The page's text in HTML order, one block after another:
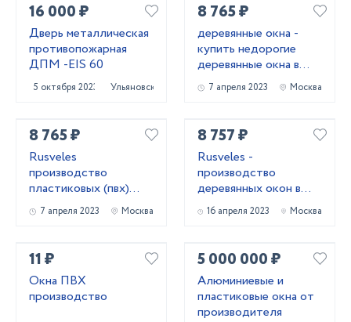
16 000 ₽
Дверь металлическая
противопожарная
ДПМ -EIS 60
5 октября 2023 Ульяновск
8 765 ₽
деревянные окна -
купить недорогие
деревянные окна в
Москве и
Московской области
7 апреля 2023 Москва
8 765 ₽
Rusveles
производство
пластиковых (пвх)
окон и дверей в
Москве и
7 апреля 2023 Москва
8 757 ₽
Rusveles -
производство
деревянных окон в
Москве и
Московской области
16 апреля 2023 Москва
11 ₽
Окна ПВХ
производство
5 000 000 ₽
Алюминиевые и
пластиковые окна от
производителя